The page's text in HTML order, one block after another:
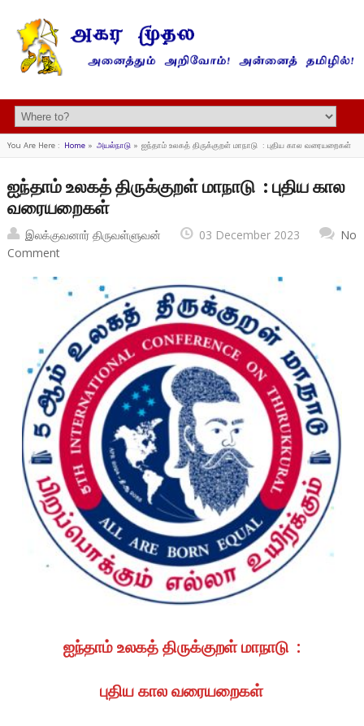
You Are Here : Home» அயல்நாடு» ஐந்தாம் உலகத் திருக்குறள் மாநாடு : புதிய கால வரையறைகள்
ஐந்தாம் உலகத் திருக்குறள் மாநாடு : புதிய கால
வரையறைகள்
இலக்குவனார் திருவள்ளுவன் 03 December 2023
No
Comment
ஐந்தாம் உலகத் திருக்குறள் மாநாடு :
புதிய கால வரையறைகள்